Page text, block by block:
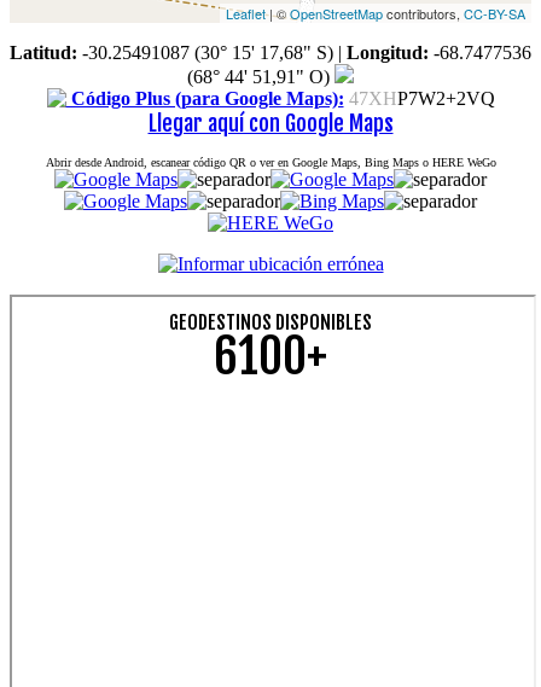
Leaflet| ©OpenStreetMapcontributors, CC-BY-SA
Latitud: -30.25491087 (30° 15' 17,68" S) | Longitud: -68.7477536
(68° 44' 51,91" O)
Código Plus (para Google Maps): 47XHP7W2+2VQ
Llegar aquí con Google Maps
Abrir desde Android, escanear código QR o ver en Google Maps, Bing Maps o HERE WeGo
GEODESTINOS DISPONIBLES
6100+